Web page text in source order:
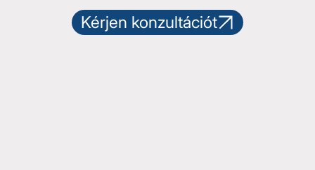
Kérjen konzultációt